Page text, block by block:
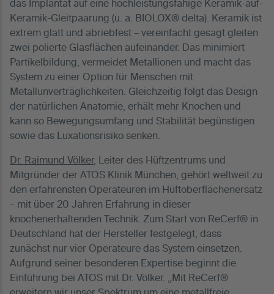
das Implantat auf eine hochleistungsfähige Keramik-auf-
Keramik-Gleitpaarung (u. a. BIOLOX® delta). Keramik ist
extrem glatt und abriebfest – vereinfacht gesagt gleiten
zwei polierte Glasflächen aufeinander. Das minimiert
Partikelbildung, vermeidet Metallionen und macht das
System zu einer Option für Menschen mit
Metallunverträglichkeiten. Gleichzeitig folgt das Design
der natürlichen Anatomie, erhält mehr Knochen und
kann so Bewegungsumfang und Stabilität begünstigen
sowie das Luxationsrisiko senken.
Dr. Raimund Völker, Leiter des Hüftzentrums und
Mitgründer der ATOS Klinik München, gehört weltweit zu
den erfahrensten Operateuren im Hüftoberflächenersatz
– mit über 20 Jahren Erfahrung in dieser
knochenerhaltenden Technik. Zum Start von ReCerf® in
Deutschland hat der Hersteller festgelegt, dass
zunächst nur vier Operateure das System einsetzen.
Aufgrund seiner besonderen Expertise beginnt die
Einführung bei ATOS mit Dr. Völker. „Mit ReCerf®